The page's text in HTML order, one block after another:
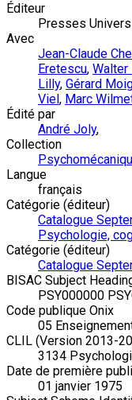
Éditeur
Presses
Avec
Jean-Claude
Eretescu, Walter
Lilly, Gérard
Viel , Marc
Édité par
André Joly,
Collection
Langue
français
Catégorie (éditeur)
Catalogue
Psychologie,
Catégorie (éditeur)
Catalogue
BISAC Subject
PSY000000
Code publique Onix
05
CLIL (Version 2013-
3134
Date de première
01 janvier 1975